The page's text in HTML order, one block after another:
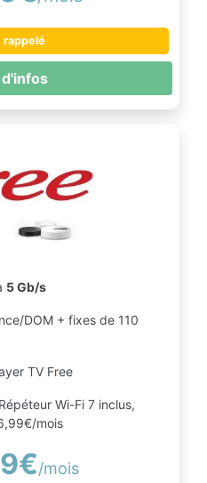
d'infos
5 Gb/s
DOM + fixes de 110
TV Free
Wi-Fi 7 inclus,
mois
/mois